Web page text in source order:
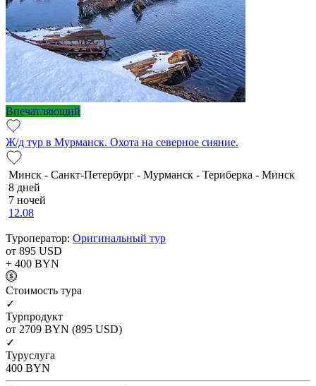
Впечатляющий
Ж/д тур в Мурманск. Охота на северное сияние.
Минск - Санкт-Петербург - Мурманск - Териберка - Минск
8 дней
7 ночей
12.08
Туроператор: Оригинальный тур
от 895 USD
+ 400 BYN
Cтоимость тура
✓
Турпродукт
от 2709 BYN (895 USD)
✓
Туруслуга
400 BYN